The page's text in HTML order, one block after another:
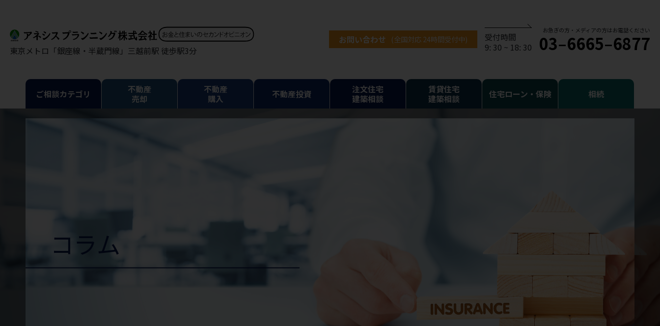
東京メトロ「銀座線・半蔵門線」三越前駅 徒歩駅3分
お問い合わせ (全国対応 24時間受付中)
受付時間
9: 30 ~ 18: 30
お急ぎの方・メディアの方はお電話ください
03–6665–6877
ご相談カテゴリ
不動産
売却
不動産
購入
不動産投資
注文住宅
建築相談
賃貸住宅
建築相談
住宅ローン・保険 相続
コラム